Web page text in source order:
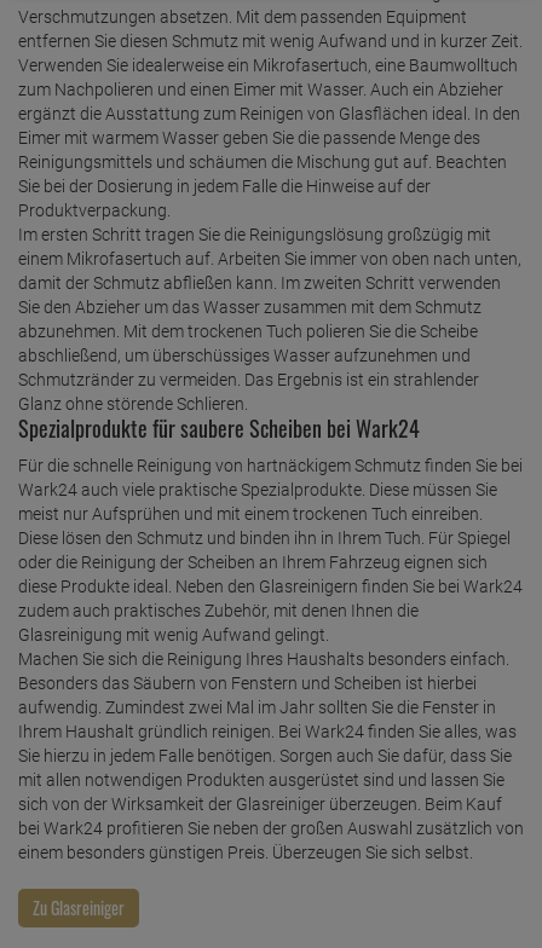
Verschmutzungen absetzen. Mit dem passenden Equipment
entfernen Sie diesen Schmutz mit wenig Aufwand und in kurzer Zeit.
Verwenden Sie idealerweise ein Mikrofasertuch, eine Baumwolltuch
zum Nachpolieren und einen Eimer mit Wasser. Auch ein Abzieher
ergänzt die Ausstattung zum Reinigen von Glasflächen ideal. In den
Eimer mit warmem Wasser geben Sie die passende Menge des
Reinigungsmittels und schäumen die Mischung gut auf. Beachten
Sie bei der Dosierung in jedem Falle die Hinweise auf der
Produktverpackung.
Im ersten Schritt tragen Sie die Reinigungslösung großzügig mit
einem Mikrofasertuch auf. Arbeiten Sie immer von oben nach unten,
damit der Schmutz abfließen kann. Im zweiten Schritt verwenden
Sie den Abzieher um das Wasser zusammen mit dem Schmutz
abzunehmen. Mit dem trockenen Tuch polieren Sie die Scheibe
abschließend, um überschüssiges Wasser aufzunehmen und
Schmutzränder zu vermeiden. Das Ergebnis ist ein strahlender
Glanz ohne störende Schlieren.
Spezialprodukte für saubere Scheiben bei Wark24
Für die schnelle Reinigung von hartnäckigem Schmutz finden Sie bei
Wark24 auch viele praktische Spezialprodukte. Diese müssen Sie
meist nur Aufsprühen und mit einem trockenen Tuch einreiben.
Diese lösen den Schmutz und binden ihn in Ihrem Tuch. Für Spiegel
oder die Reinigung der Scheiben an Ihrem Fahrzeug eignen sich
diese Produkte ideal. Neben den Glasreinigern finden Sie bei Wark24
zudem auch praktisches Zubehör, mit denen Ihnen die
Glasreinigung mit wenig Aufwand gelingt.
Machen Sie sich die Reinigung Ihres Haushalts besonders einfach.
Besonders das Säubern von Fenstern und Scheiben ist hierbei
aufwendig. Zumindest zwei Mal im Jahr sollten Sie die Fenster in
Ihrem Haushalt gründlich reinigen. Bei Wark24 finden Sie alles, was
Sie hierzu in jedem Falle benötigen. Sorgen auch Sie dafür, dass Sie
mit allen notwendigen Produkten ausgerüstet sind und lassen Sie
sich von der Wirksamkeit der Glasreiniger überzeugen. Beim Kauf
bei Wark24 profitieren Sie neben der großen Auswahl zusätzlich von
einem besonders günstigen Preis. Überzeugen Sie sich selbst.